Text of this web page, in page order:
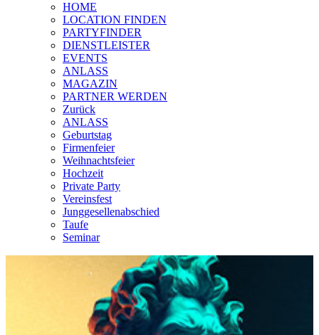
HOME
LOCATION FINDEN
PARTYFINDER
DIENSTLEISTER
EVENTS
ANLASS
MAGAZIN
PARTNER WERDEN
Zurück
ANLASS
Geburtstag
Firmenfeier
Weihnachtsfeier
Hochzeit
Private Party
Vereinsfest
Junggesellenabschied
Taufe
Seminar